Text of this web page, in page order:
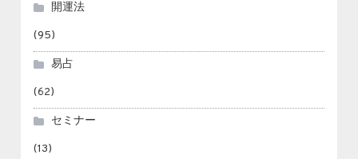
開運法
(95)
易占
(62)
セミナー
(13)